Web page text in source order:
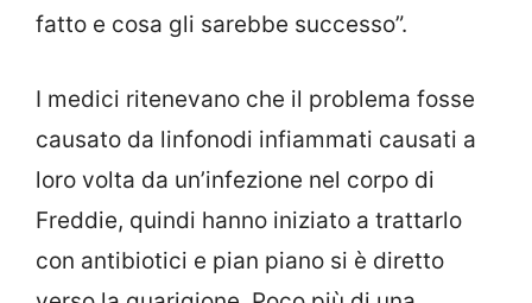
fatto e cosa gli sarebbe successo”.
I medici ritenevano che il problema fosse
causato da linfonodi infiammati causati a
loro volta da un’infezione nel corpo di
Freddie, quindi hanno iniziato a trattarlo
con antibiotici e pian piano si è diretto